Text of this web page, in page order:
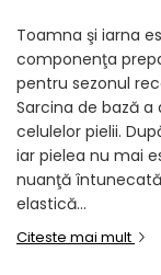
Toamna şi iarna
componenţa
pentru sezonul
Sarcina de bază a
celulelor pielii.
iar pielea nu mai
nuanţă
elastică...
Citeste mai mult